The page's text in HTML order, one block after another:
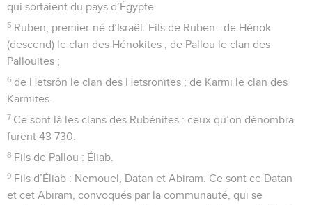
qui sortaient du pays d’Égypte.
5 Ruben, premier-né d’Israël. Fils de Ruben : de Hénok
(descend) le clan des Hénokites ; de Pallou le clan des
Pallouites ;
6 de Hetsrôn le clan des Hetsronites ; de Karmi le clan des
Karmites.
7 Ce sont là les clans des Rubénites : ceux qu’on dénombra
furent 43 730.
8 Fils de Pallou : Éliab.
9 Fils d’Éliab : Nemouel, Datan et Abiram. Ce sont ce Datan
et cet Abiram, convoqués par la communauté, qui se